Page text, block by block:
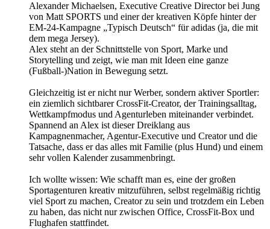
Alexander Michaelsen, Executive Creative Director bei Jung
von Matt SPORTS und einer der kreativen Köpfe hinter der
EM‑24‑Kampagne „Typisch Deutsch“ für adidas (ja, die mit
dem mega Jersey).
Alex steht an der Schnittstelle von Sport, Marke und
Storytelling und zeigt, wie man mit Ideen eine ganze
(Fußball-)Nation in Bewegung setzt.
Gleichzeitig ist er nicht nur Werber, sondern aktiver Sportler:
ein ziemlich sichtbarer CrossFit‑Creator, der Trainingsalltag,
Wettkampfmodus und Agenturleben miteinander verbindet.
Spannend an Alex ist dieser Dreiklang aus
Kampagnenmacher, Agentur‑Executive und Creator und die
Tatsache, dass er das alles mit Familie (plus Hund) und einem
sehr vollen Kalender zusammenbringt.
Ich wollte wissen: Wie schafft man es, eine der großen
Sportagenturen kreativ mitzuführen, selbst regelmäßig richtig
viel Sport zu machen, Creator zu sein und trotzdem ein Leben
zu haben, das nicht nur zwischen Office, CrossFit‑Box und
Flughafen stattfindet.